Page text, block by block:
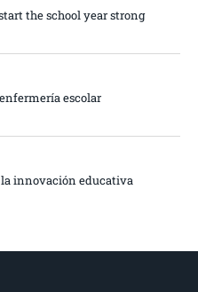
the school year strong
escolar
innovación educativa